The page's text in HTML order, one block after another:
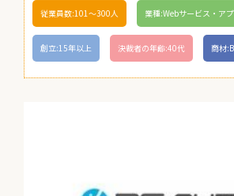
従業員数:101〜300人 業種:Webサービス・ア
創立:15年以上 決裁者の年齢:40代 商材